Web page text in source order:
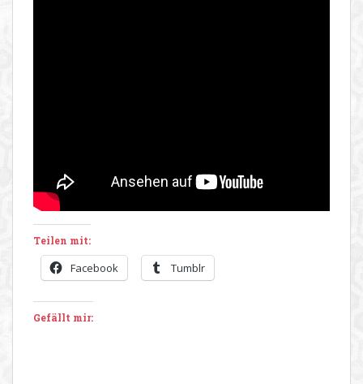
Teilen mit:
Facebook Tumblr
Gefällt mir: